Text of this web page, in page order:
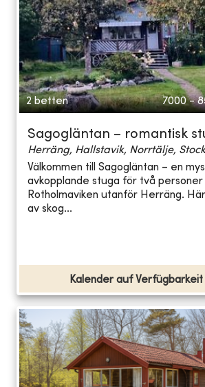
2 betten 7000 -
Sagogläntan – romantisk
Herräng, Hallstavik, Norrtälje,
Välkommen till Sagogläntan – en
avkopplande stuga för två personer
Rotholmaviken utanför Herräng.
av skog...
Kalender auf